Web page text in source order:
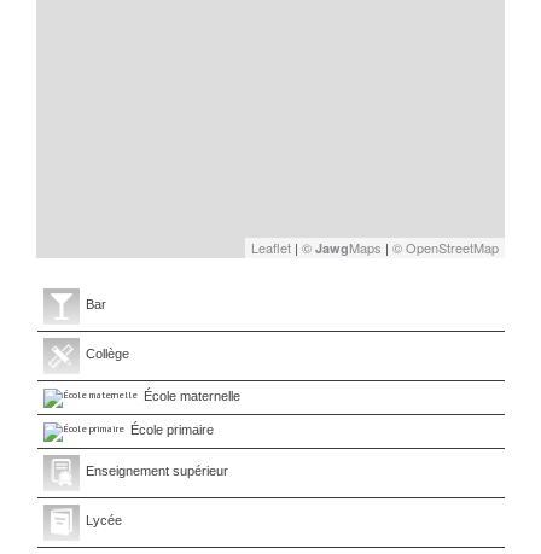
Leaflet | © JawgMaps | © OpenStreetMap
Bar
Collège
École maternelle
École primaire
Enseignement supérieur
Lycée